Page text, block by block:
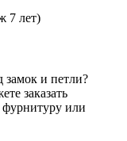
7 лет)
замок и петли?
заказать
или